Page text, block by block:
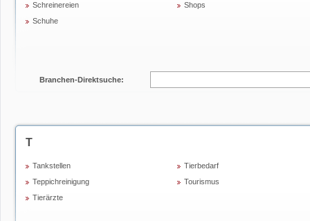
Schreinereien
Schuhe
Shops
Branchen-Direktsuche:
T
Tankstellen
Teppichreinigung
Tierärzte
Tierbedarf
Tourismus